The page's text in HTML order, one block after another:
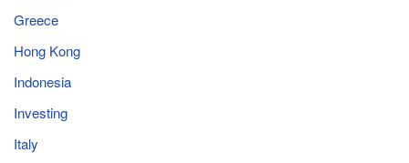
Greece
Hong Kong
Indonesia
Investing
Italy